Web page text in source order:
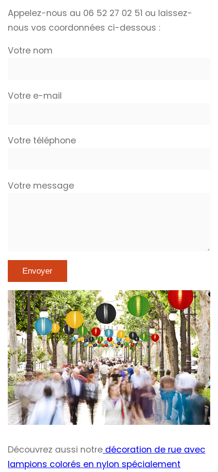
Appelez-nous au 06 52 27 02 51 ou laissez-
nous vos coordonnées ci-dessous :
Votre nom
Votre e-mail
Votre téléphone
Votre message
Découvrez aussi notre décoration de rue avec
lampions colorés en nylon spécialement